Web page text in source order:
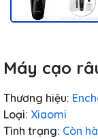
Máy cạo
Thương hiệu:
Loại: Xiaomi
Tình trạng: Còn